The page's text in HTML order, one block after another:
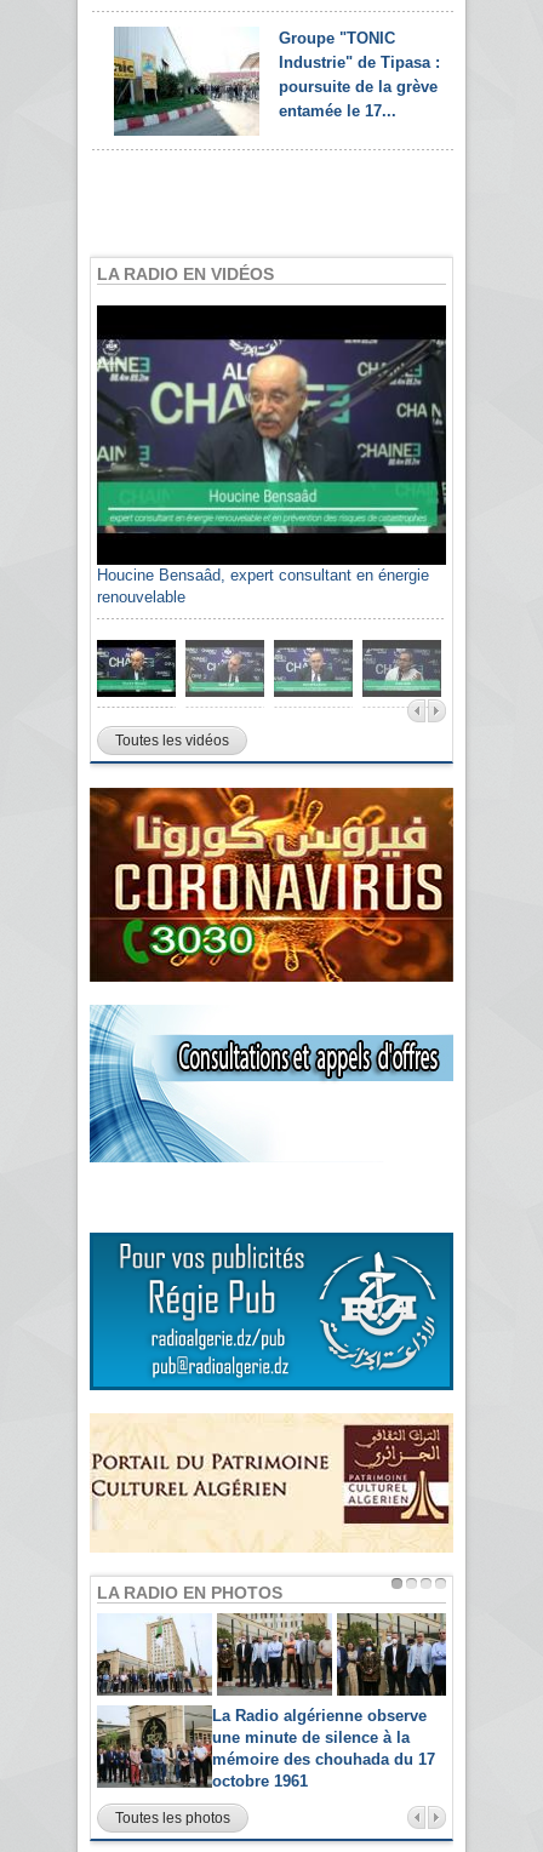
Groupe "TONIC
Industrie" de Tipasa :
poursuite de la grève
entamée le 17...
LA RADIO EN VIDÉOS
Houcine Bensaâd, expert consultant en énergie
renouvelable
Toutes les vidéos
LA RADIO EN PHOTOS
La Radio algérienne observe
une minute de silence à la
mémoire des chouhada du 17
octobre 1961
Toutes les photos